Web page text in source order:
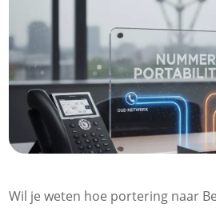
Wil je weten hoe portering naar